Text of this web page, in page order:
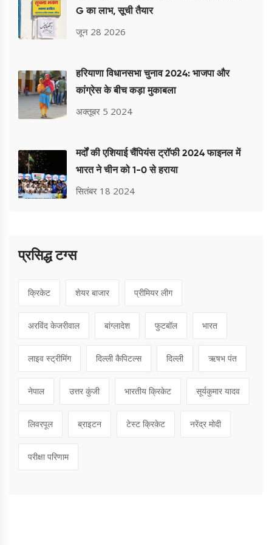
G का लाभ, सूची तैयार
जून 28 2026
हरियाणा विधानसभा चुनाव 2024: भाजपा और
कांग्रेस के बीच कड़ा मुकाबला
अक्तूबर 5 2024
मर्दों की एशियाई चैंपियंस ट्रॉफी 2024 फाइनल में
भारत ने चीन को 1-0 से हराया
सितंबर 18 2024
प्रसिद्ध टग्स
क्रिकेट शेयर बाजार प्रीमियर लीग
अरविंद केजरीवाल बांग्लादेश फुटबॉल भारत
लाइव स्ट्रीमिंग दिल्ली कैपिटल्स दिल्ली ऋषभ पंत
नेपाल उत्तर कुंजी भारतीय क्रिकेट सूर्यकुमार यादव
लिवरपूल ब्राइटन टेस्ट क्रिकेट नरेंद्र मोदी
परीक्षा परिणाम